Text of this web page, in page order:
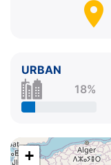
URBAN
18%
+